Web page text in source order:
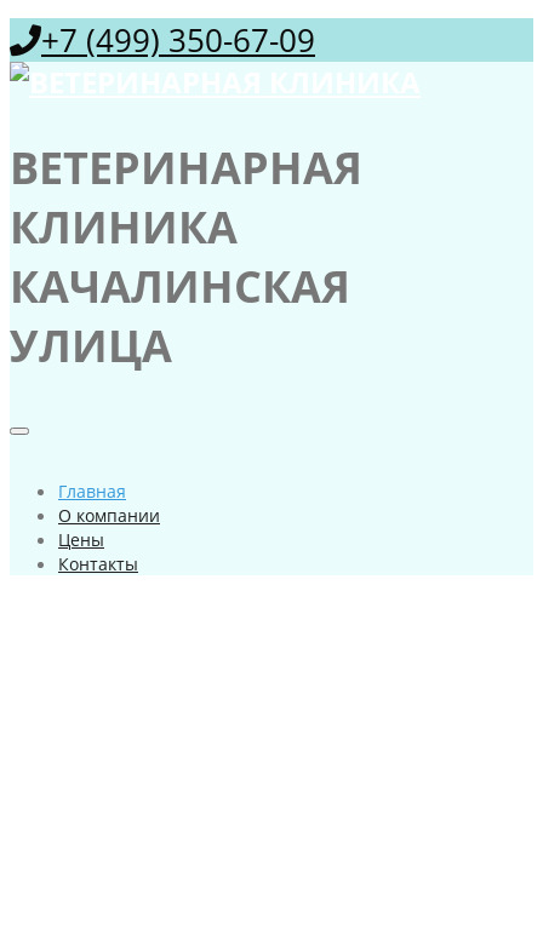
+7 (499) 350-67-09
ВЕТЕРИНАРНАЯ
КЛИНИКА
КАЧАЛИНСКАЯ
УЛИЦА
Главная
О компании
Цены
Контакты